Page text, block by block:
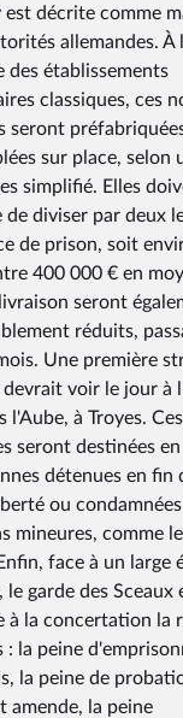
est décrite comme
allemandes. À
des établissements
classiques, ces
seront
sur place, selon
simplifié. Elles
de diviser par deux
de prison, soit
400 000 € en
seront
réduits,
Une première
devrait voir le jour à
l'Aube, à Troyes.
seront destinées
détenues en fin
ou
mineures, comme
face à un large
le garde des Sceaux
à la concertation la
: la peine
la peine de
amende, la peine